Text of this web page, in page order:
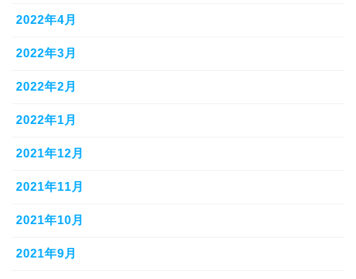
2022年4月
2022年3月
2022年2月
2022年1月
2021年12月
2021年11月
2021年10月
2021年9月